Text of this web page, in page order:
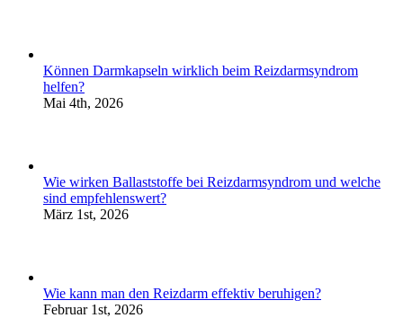
Können Darmkapseln wirklich beim Reizdarmsyndrom
helfen?
Mai 4th, 2026
Wie wirken Ballaststoffe bei Reizdarmsyndrom und welche
sind empfehlenswert?
März 1st, 2026
Wie kann man den Reizdarm effektiv beruhigen?
Februar 1st, 2026